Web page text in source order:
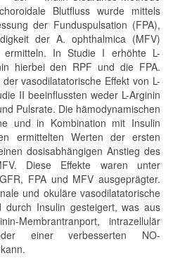
Blutfluss wurde mittels
der Funduspulsation (FPA),
der A. ophthalmica (MFV)
ermitteln. In Studie I erhöhte L-
hierbei den RPF und die FPA.
vasodilatatorische Effekt von L-
II beeinflussten weder L-Arginin
Pulsrate. Die hämodynamischen
und in Kombination mit Insulin
ermittelten Werten der ersten
dosisabhängigen Anstieg des
Diese Effekte waren unter
FPA und MFV ausgeprägter.
und okuläre vasodilatatorische
durch Insulin gesteigert, was aus
Membrantranport, intrazellulär
einer verbesserten NO-